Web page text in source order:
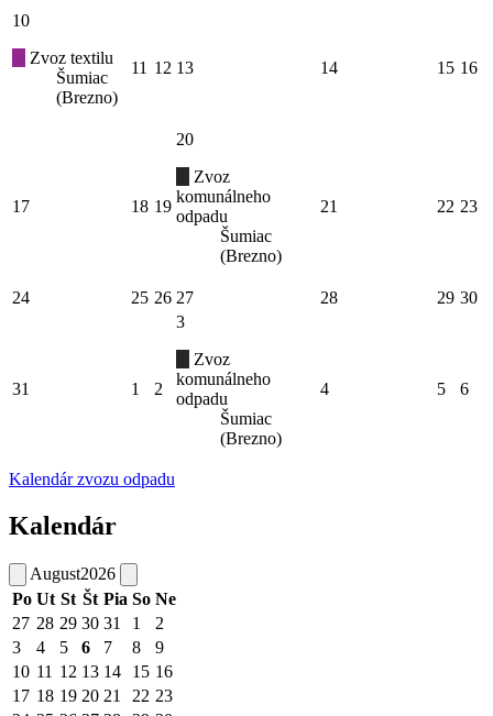
10
Zvoz textilu
Šumiac
(Brezno)
11 12 13 14 15 16
17 18 19
20
Zvoz
komunálneho
odpadu
Šumiac
(Brezno)
21 22 23
24 25 26 27 28 29 30
31 1 2
3
Zvoz
komunálneho
odpadu
Šumiac
(Brezno)
4 5 6
Kalendár zvozu odpadu
Kalendár
August2026
Po Ut St Št Pia So Ne
27 28 29 30 31 1
2
3
4 5 6 7 8
9
10 11 12 13 14 15 16
17 18 19 20 21 22 23